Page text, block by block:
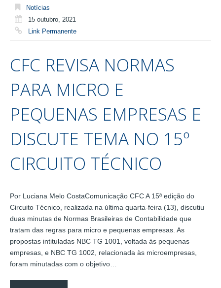
Notícias
15 outubro, 2021
Link Permanente
CFC REVISA NORMAS
PARA MICRO E
PEQUENAS EMPRESAS E
DISCUTE TEMA NO 15º
CIRCUITO TÉCNICO
Por Luciana Melo CostaComunicação CFC A 15ª edição do
Circuito Técnico, realizada na última quarta-feira (13), discutiu
duas minutas de Normas Brasileiras de Contabilidade que
tratam das regras para micro e pequenas empresas. As
propostas intituladas NBC TG 1001, voltada às pequenas
empresas, e NBC TG 1002, relacionada às microempresas,
foram minutadas com o objetivo…